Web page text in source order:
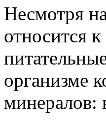
Несмотря
относится
организме